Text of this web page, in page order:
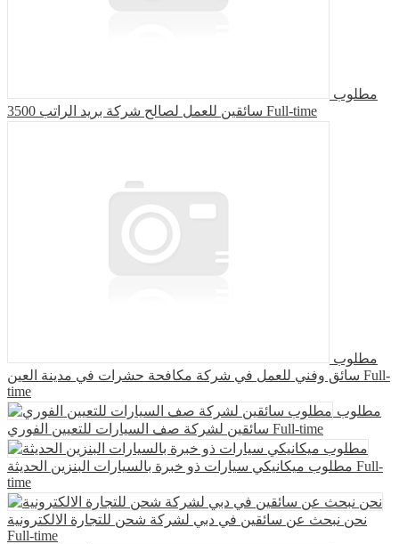
مطلوب
سائقين للعمل لصالح شركة بريد الراتب 3500 Full-time
مطلوب
سائق وفني للعمل في شركة مكافحة حشرات في مدينة العين Full-
time
مطلوب
سائقين لشركة صف السيارات للتعيين الفوري Full-time
مطلوب ميكانيكي سيارات ذو خبرة بالسيارات البنزين الحديثة Full-
time
نحن نبحث عن سائقين في دبي لشركة شحن للتجارة الالكترونية
Full-time